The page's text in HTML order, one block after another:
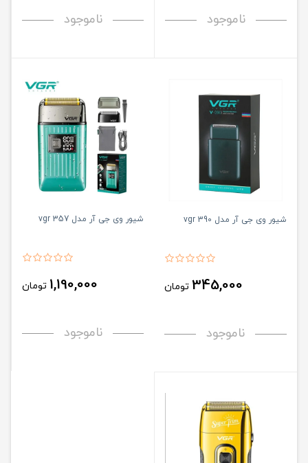
ناموجود ناموجود
شیور وی جی آر مدل vgr 390
345,000 تومان
ناموجود
شیور وی جی آر مدل vgr 357
1,190,000 تومان
ناموجود